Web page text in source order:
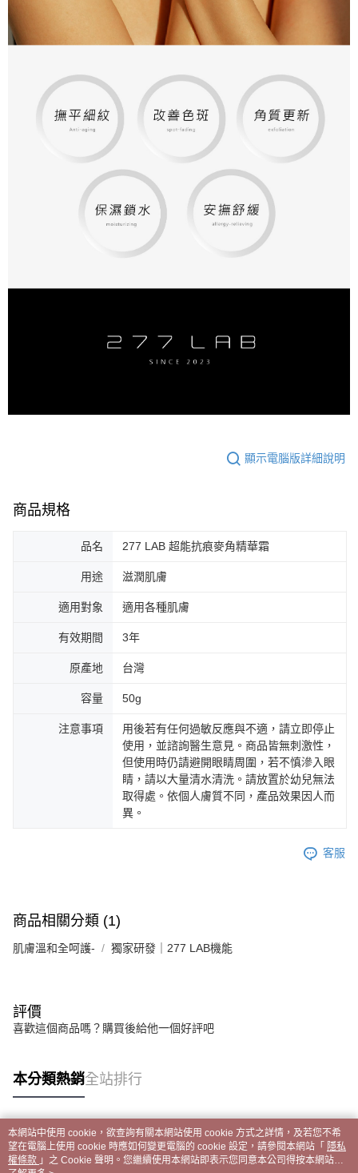
顯示電腦版詳細說明
商品規格
品名 277 LAB 超能抗痕麥角精華霜
用途 滋潤肌膚
適用對象 適用各種肌膚
有效期間 3年
原產地 台灣
容量 50g
注意事項
用後若有任何過敏反應與不適，請立即停止
使用，並諮詢醫生意見。商品皆無刺激性，
但使用時仍請避開眼睛周圍，若不慎滲入眼
睛，請以大量清水清洗。請放置於幼兒無法
取得處。依個人膚質不同，產品效果因人而
異。
客服
商品相關分類 (1)
肌膚溫和全呵護- 獨家研發｜277 LAB機能
評價
喜歡這個商品嗎？購買後給他一個好評吧
本分類熱銷全站排行
熱門標籤
本網站中使用 cookie，欲查詢有關本網站使用 cookie 方式之詳情，及若您不希
望在電腦上使用 cookie 時應如何變更電腦的 cookie 設定，請參閱本網站「 隱私
權條款 」之 Cookie 聲明。您繼續使用本網站即表示您同意本公司得按本網站使